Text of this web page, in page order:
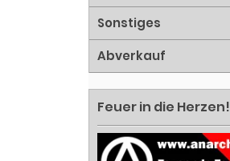
Sonstiges
Abverkauf
Feuer in die Herzen!